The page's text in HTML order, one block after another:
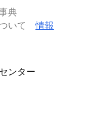
典
ついて情報
ンター